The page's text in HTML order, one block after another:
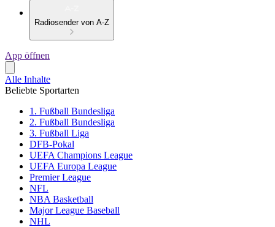
Radiosender von A-Z
App öffnen
Alle Inhalte
Beliebte Sportarten
1. Fußball Bundesliga
2. Fußball Bundesliga
3. Fußball Liga
DFB-Pokal
UEFA Champions League
UEFA Europa League
Premier League
NFL
NBA Basketball
Major League Baseball
NHL